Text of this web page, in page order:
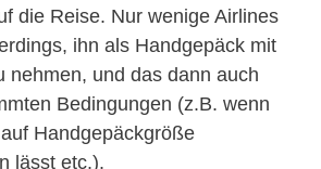
die Reise. Nur wenige Airlines
ihn als Handgepäck mit
nehmen, und das dann auch
Bedingungen (z.B. wenn
Handgepäckgröße
lässt etc.).